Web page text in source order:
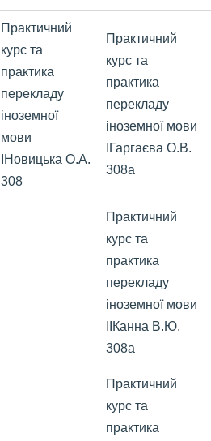
Практичний
курс та
практика
перекладу
іноземної
мови
ІНовицька О.А.
308
Практичний
курс та
практика
перекладу
іноземної мови
ІГаргаєва О.В.
308а
Практичний
курс та
практика
перекладу
іноземної мови
ІІКанна В.Ю.
308а
Практичний
курс та
практика